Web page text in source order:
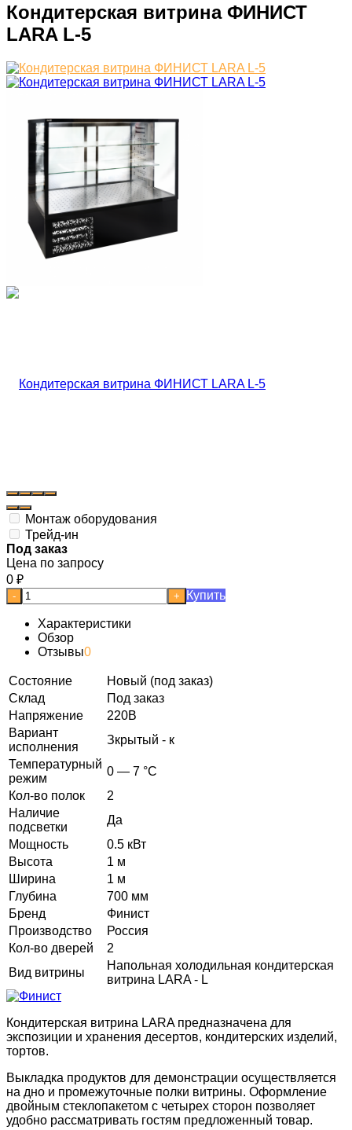
Кондитерская витрина ФИНИСТ
LARA L-5
Монтаж оборудования
Трейд-ин
Под заказ
Цена по запросу
0 ₽
- + Купить
Характеристики
Обзор
Отзывы0
Состояние
Новый (под заказ)
Склад
Под заказ
Напряжение
220В
Вариант
исполнения
Зкрытый - к
Температурный
режим
0 — 7 °C
Кол-во полок
2
Наличие
подсветки
Да
Мощность
0.5 кВт
Высота
1 м
Ширина
1 м
Глубина
700 мм
Бренд
Финист
Производство
Россия
Кол-во дверей
2
Вид витрины
Напольная холодильная кондитерская
витрина LARA - L
Кондитерская витрина LARA предназначена для
экспозиции и хранения десертов, кондитерских изделий,
тортов.
Выкладка продуктов для демонстрации осуществляется
на дно и промежуточные полки витрины. Оформление
двойным стеклопакетом с четырех сторон позволяет
удобно рассматривать гостям предложенный товар.